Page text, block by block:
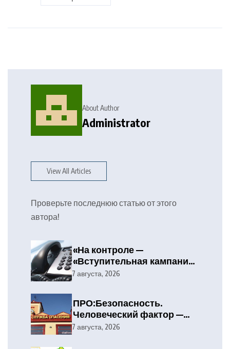
About Author
Administrator
View All Articles
Проверьте последнюю статью от этого
автора!
«На контроле —
«Вступительная кампания
— 2026»
7 августа, 2026
ПРО:Безопасность.
Человеческий фактор —
главная причина лесных
7 августа, 2026